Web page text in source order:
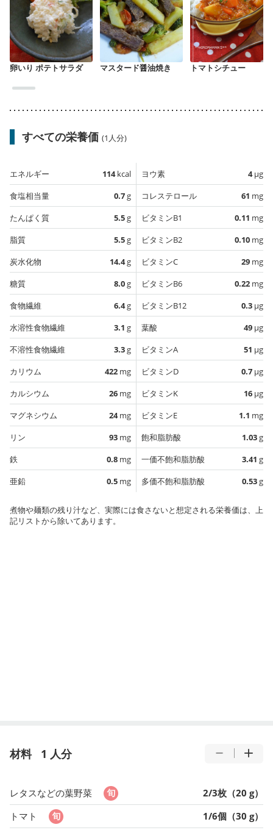
卵いり ポテトサラダ マスタード醤油焼き トマトシチュー
すべての栄養価 (1人分)
エネルギー 114kcal
食塩相当量
0.7g
たんぱく質
5.5g
脂質
5.5g
炭水化物
14.4g
糖質
8.0g
食物繊維
6.4g
水溶性食物繊維
3.1 g
不溶性食物繊維
3.3g
カリウム
422 mg
カルシウム
26 mg
マグネシウム
24mg
リン
93 mg
鉄
0.8 mg
亜鉛
0.5 mg
ヨウ素 4µg
コレステロール
61 mg
ビタミンB1
0.11 mg
ビタミンB2
0.10 mg
ビタミンC
29 mg
ビタミンB6
0.22 mg
ビタミンB12
0.3 µg
葉酸
49 µg
ビタミンA
51 µg
ビタミンD
0.7 µg
ビタミンK
16 µg
ビタミンE
1.1 mg
飽和脂肪酸
1.03g
一価不飽和脂肪酸
3.41 g
多価不飽和脂肪酸
0.53g
煮物や麺類の残り汁など、実際には食さないと想定される栄養価は、上
記リストから除いてあります。
材料 1 人分
レタスなどの葉野菜
2/3枚（20 g）
トマト
1/6個（30 g）